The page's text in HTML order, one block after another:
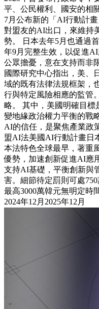
平、公民權利、國安的相
7月公布新的「AI行動計
對盟友的AI出口，來維持
勢。 日本去年5月也通過
年9月完整生效，以促進
公眾擔憂，意在支持而非
國際研究中心指出，美、
域的既有法律法規框架，
行與特定風險相應的監管
略。 其中，美國明確目
變地緣政治權力平衡的戰
AI的信任，是聚焦產業政
盟AI法美國AI行動計畫日
本法特色全球最早，著重
優勢，加速創新促進AI應
支持AI基礎，平衡創新與
害。細節待定罰則可處
最高3000萬韓元無明定時
2024年12月2025年12月